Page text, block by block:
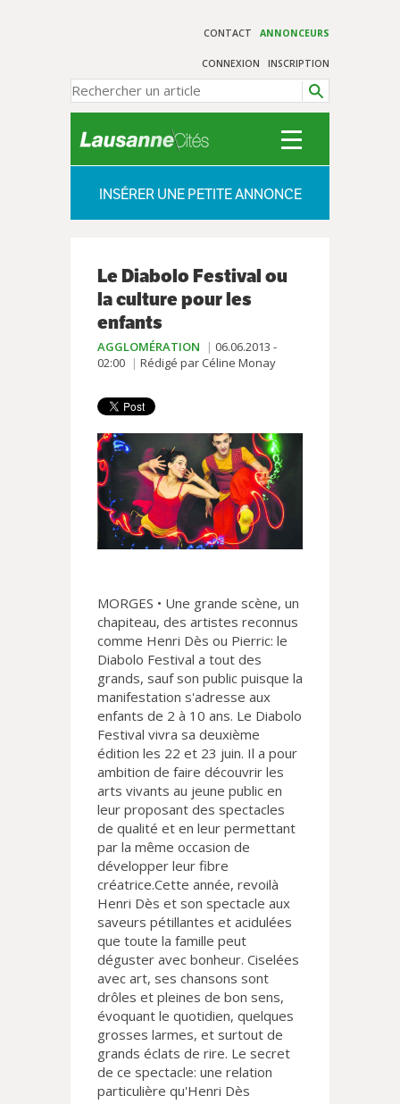
CONTACT ANNONCEURS
CONNEXION INSCRIPTION
INSÉRER UNE PETITE ANNONCE
Le Diabolo Festival ou
la culture pour les
enfants
AGGLOMÉRATION
06.06.2013 -
02:00
Rédigé par Céline Monay
MORGES • Une grande scène, un
chapiteau, des artistes reconnus
comme Henri Dès ou Pierric: le
Diabolo Festival a tout des
grands, sauf son public puisque la
manifestation s'adresse aux
enfants de 2 à 10 ans. Le Diabolo
Festival vivra sa deuxième
édition les 22 et 23 juin. Il a pour
ambition de faire découvrir les
arts vivants au jeune public en
leur proposant des spectacles
de qualité et en leur permettant
par la même occasion de
développer leur fibre
créatrice.Cette année, revoilà
Henri Dès et son spectacle aux
saveurs pétillantes et acidulées
que toute la famille peut
déguster avec bonheur. Ciselées
avec art, ses chansons sont
drôles et pleines de bon sens,
évoquant le quotidien, quelques
grosses larmes, et surtout de
grands éclats de rire. Le secret
de ce spectacle: une relation
particulière qu'Henri Dès